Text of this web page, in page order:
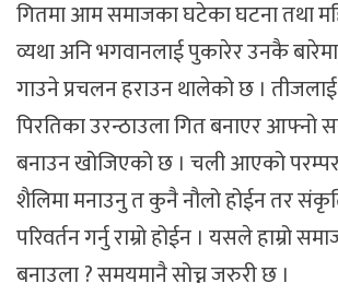
गितमा आम समाजका घटेका घटना तथा
व्यथा अनि भगवानलाई पुकारेर उनकै
गाउने प्रचलन हराउन थालेको छ ।
पिरतिका उरन्ठाउला गित बनाएर आफ्नो
बनाउन खोजिएको छ । चली आएको
शैलिमा मनाउनु त कुनै नौलो होईन तर
परिवर्तन गर्नु राम्रो होईन । यसले हाम्रो
बनाउला ? समयमानै सोच्न जरुरी छ ।